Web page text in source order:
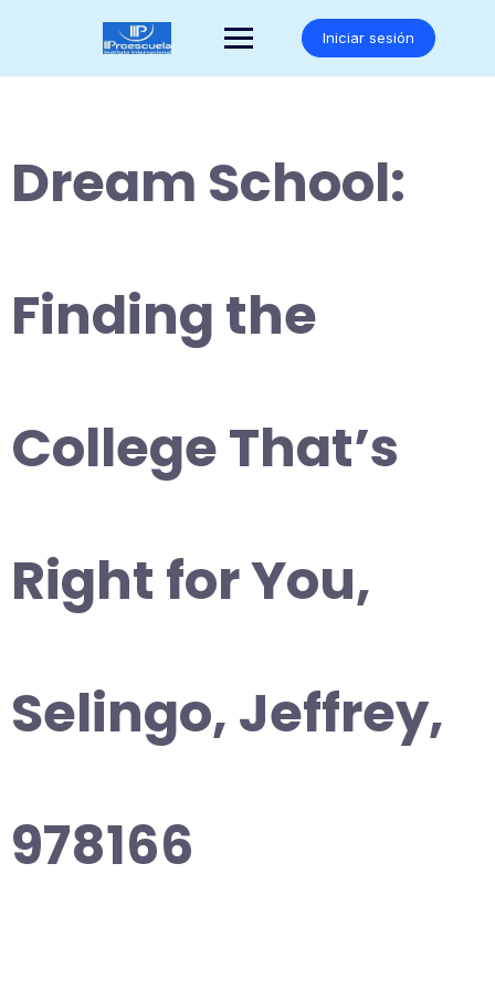
Iniciar sesión
Dream School:
Finding the
College That’s
Right for You,
Selingo, Jeffrey,
978166